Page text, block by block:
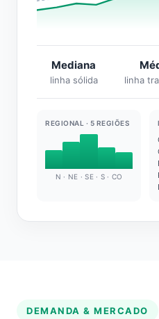
Mediana
linha sólida linha
REGIONAL · 5 REGIÕES
N · NE · SE · S · CO
DEMANDA & MERCADO